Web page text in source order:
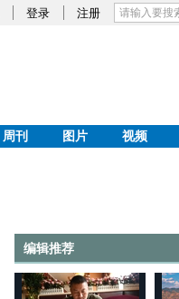
登录 注册
周刊 图片 视频
编辑推荐